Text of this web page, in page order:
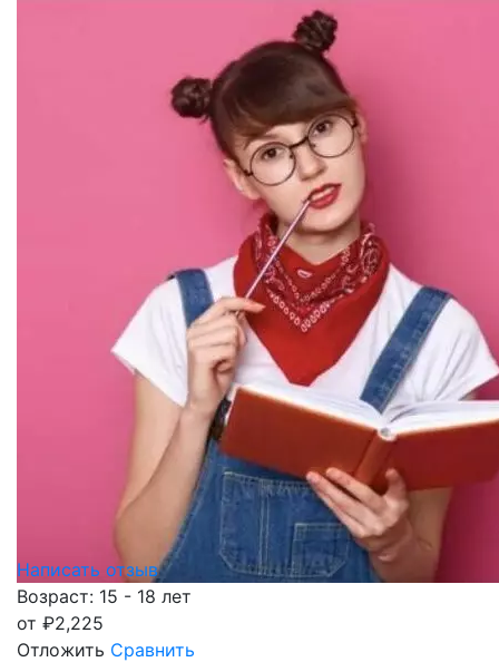
Написать отзыв
Возраст: 15 - 18 лет
от ₽2,225
Отложить Сравнить